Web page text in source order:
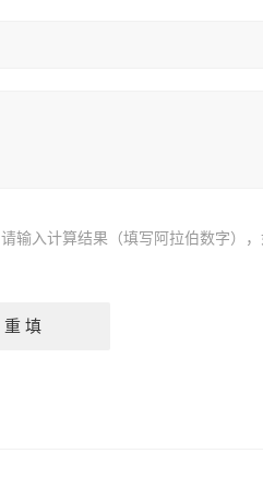
请输入计算结果（填写阿拉伯数字）